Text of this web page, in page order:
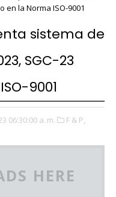
en la Norma ISO-9001
sistema de
SGC-23
9001
06:30:00 a. m.
F & P,
HERE